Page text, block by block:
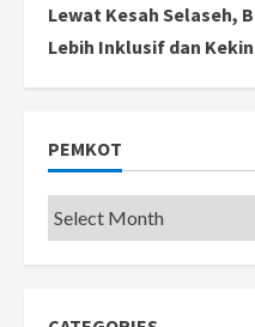
Lewat Kesah Selaseh,
Lebih Inklusif dan
PEMKOT
Pemkot